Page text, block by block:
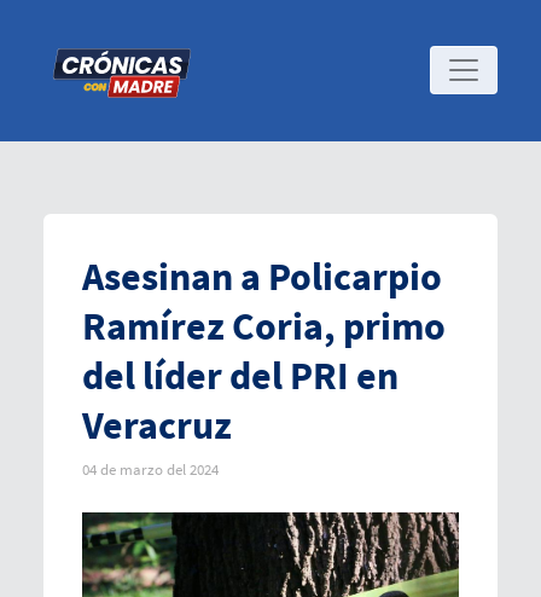
Asesinan a Policarpio
Ramírez Coria, primo
del líder del PRI en
Veracruz
04 de marzo del 2024